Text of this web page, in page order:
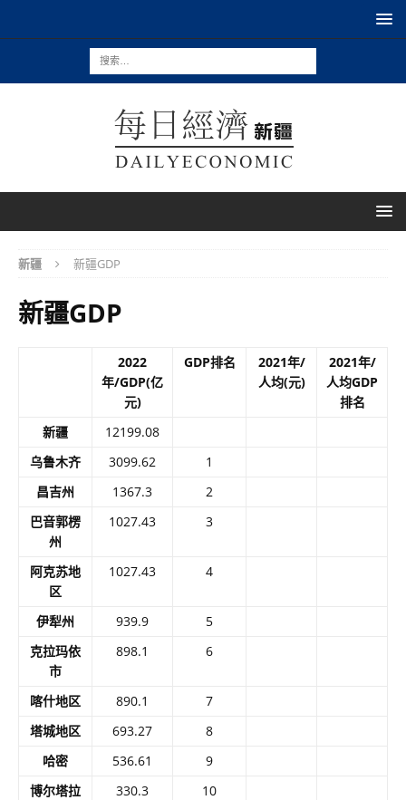
新疆 新疆GDP
新疆GDP
2022
年/GDP(亿
元)
GDP排名
2021年/
人均(元)
2021年/
人均GDP
排名
新疆
12199.08
乌鲁木齐
3099.62
1
昌吉州
1367.3
2
巴音郭楞
州
1027.43 3
阿克苏地
区
1027.43 4
伊犁州 939.9
5
克拉玛依
市
898.1 6
喀什地区 890.1
7
塔城地区
693.27
8
哈密
536.61
9
博尔塔拉
330.3 10